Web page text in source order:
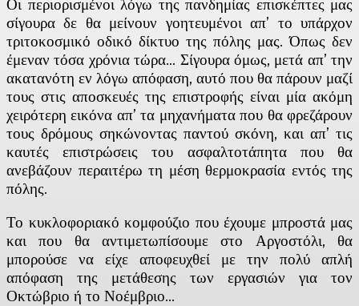
Οι περιορισμένοι λόγω της πανδημίας επισκέπτες μας
σίγουρα δε θα μείνουν γοητευμένοι απ’ το υπάρχον
τριτοκοσμικό οδικό δίκτυο της πόλης μας. Όπως δεν
έμεναν τόσα χρόνια τώρα… Σίγουρα όμως, μετά απ’ την
ακατανότη εν λόγω απόφαση, αυτό που θα πάρουν μαζί
τους στις αποσκευές της επιστροφής είναι μία ακόμη
χειρότερη εικόνα απ’ τα μηχανήματα που θα φρεζάρουν
τους δρόμους σηκώνοντας παντού σκόνη, και απ’ τις
καυτές επιστρώσεις του ασφαλτοτάπητα που θα
ανεβάζουν περαιτέρω τη μέση θερμοκρασία εντός της
πόλης.
Το κυκλοφοριακό κομφούζιο που έχουμε μπροστά μας
και που θα αντιμετωπίσουμε στο Αργοστόλι, θα
μπορούσε να είχε αποφευχθεί με την πολύ απλή
απόφαση της μετάθεσης των εργασιών για τον
Οκτώβριο ή το Νοέμβριο…